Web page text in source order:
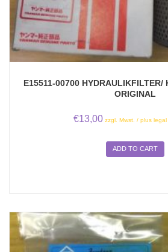
E15511-00700 HYDRAULIKFILTER/
ORIGINAL
€13,00 zzgl. Mwst. / plus legal
ADD TO CART